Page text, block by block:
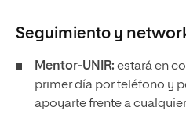
Seguimiento y
Mentor-UNIR: estará en
primer día por teléfono y
apoyarte frente a